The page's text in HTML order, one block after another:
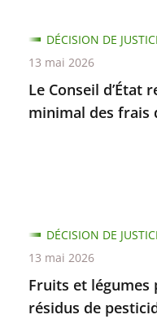
Le Conseil d’État
minimal des frais
DÉCISION DE
13 mai 2026
Fruits et légumes
résidus de
DÉCISION DE
13 mai 2026